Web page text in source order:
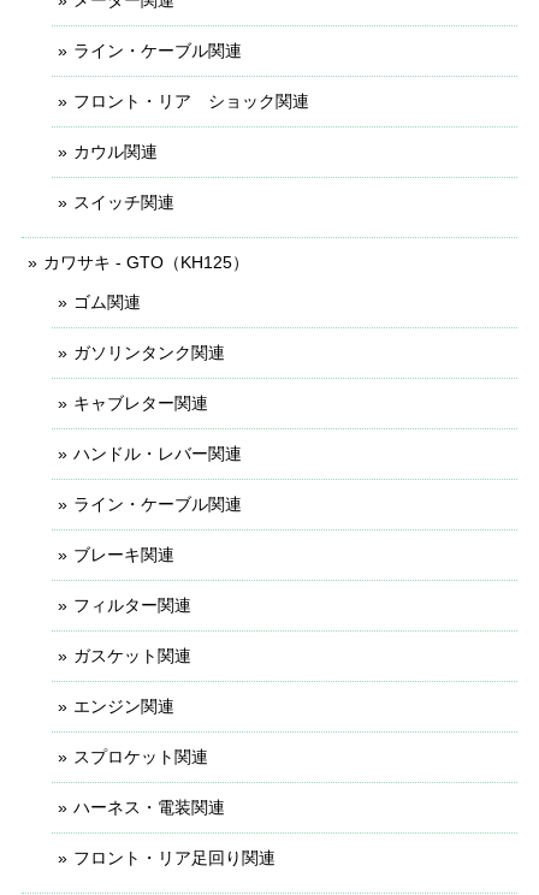
ライン・ケーブル関連
フロント・リア ショック関連
カウル関連
スイッチ関連
カワサキ - GTO（KH125）
ゴム関連
ガソリンタンク関連
キャブレター関連
ハンドル・レバー関連
ライン・ケーブル関連
ブレーキ関連
フィルター関連
ガスケット関連
エンジン関連
スプロケット関連
ハーネス・電装関連
フロント・リア足回り関連